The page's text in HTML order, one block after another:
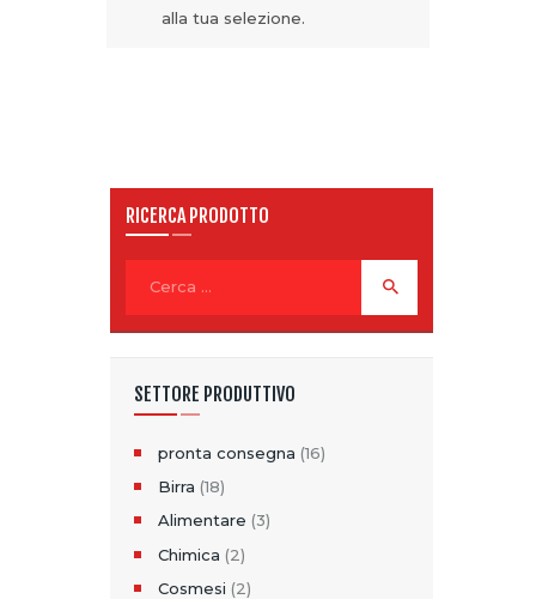
alla tua selezione.
RICERCA PRODOTTO
SETTORE PRODUTTIVO
pronta consegna (16)
Birra (18)
Alimentare (3)
Chimica (2)
Cosmesi (2)